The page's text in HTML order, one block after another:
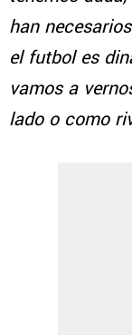
han
el futbol es
vamos a
lado o como